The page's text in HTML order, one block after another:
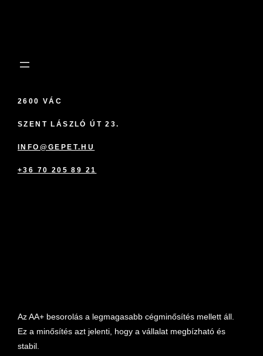
2600 VÁC
SZENT LÁSZLÓ ÚT 23.
INFO@GEPET.HU
+36 70 205 89 21
Az AA+ besorolás a legmagasabb cégminősítés mellett áll.
Ez a minősítés azt jelenti, hogy a vállalat megbízható és
stabil.